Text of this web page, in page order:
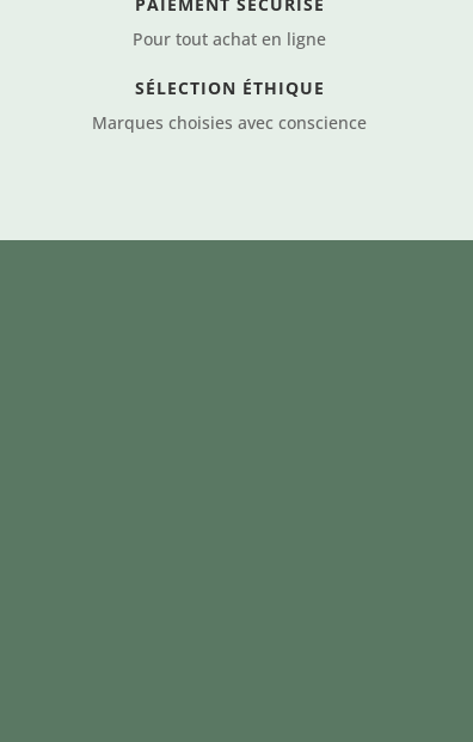
Pour tout achat en ligne
SÉLECTION ÉTHIQUE
Marques choisies avec conscience